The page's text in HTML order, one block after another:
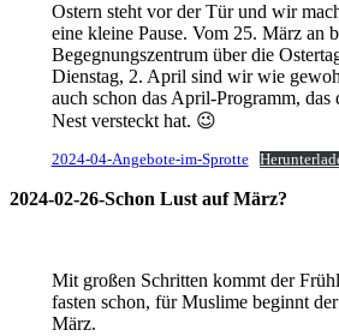
Ostern steht vor der Tür und wir
eine kleine Pause. Vom 25. März an
Begegnungszentrum über die
Dienstag, 2. April sind wir wie
auch schon das April-Programm, das
Nest versteckt hat. 😉
2024-04-Angebote-im-Sprotte
2024-02-26-Schon Lust auf März?
Mit großen Schritten kommt der
fasten schon, für Muslime beginnt
März.